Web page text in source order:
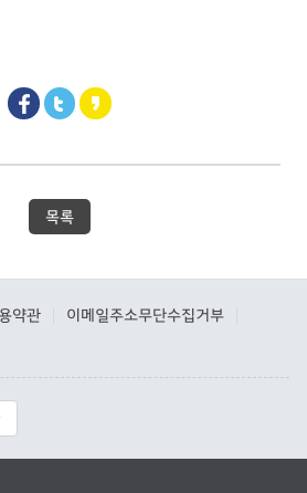
목록
약관 이메일주소무단수집거부